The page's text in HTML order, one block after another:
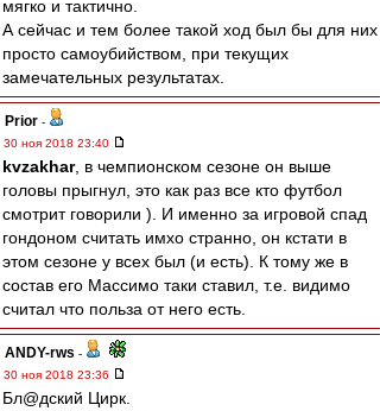
мягко и тактично.
А сейчас и тем более такой ход был бы для них
просто самоубийством, при текущих
замечательных результатах.
Prior -
30 ноя 2018 23:40
kvzakhar, в чемпионском сезоне он выше
головы прыгнул, это как раз все кто футбол
смотрит говорили ). И именно за игровой спад
гондоном считать имхо странно, он кстати в
этом сезоне у всех был (и есть). К тому же в
состав его Массимо таки ставил, т.е. видимо
считал что польза от него есть.
ANDY-rws -
30 ноя 2018 23:36
Бл@дский Цирк.